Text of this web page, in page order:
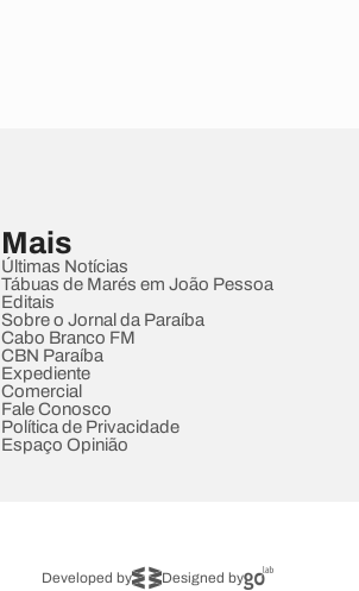
Mais
Últimas Notícias
Tábuas de Marés em João Pessoa
Editais
Sobre o Jornal da Paraíba
Cabo Branco FM
CBN Paraíba
Expediente
Comercial
Fale Conosco
Política de Privacidade
Espaço Opinião
Developed by Designed by